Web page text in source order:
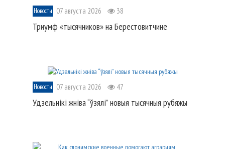
Новости 07 августа 2026 38
Триумф «тысячников» на Берестовитчине
Новости 07 августа 2026 47
Удзельнікі жніва “ўзялі” новыя тысячныя рубяжы